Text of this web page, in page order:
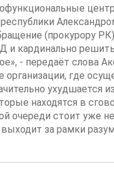
(прокурору
и кардинально
- передаёт слова
где
ухудшается
находятся в
очереди стоит уже
за рамки